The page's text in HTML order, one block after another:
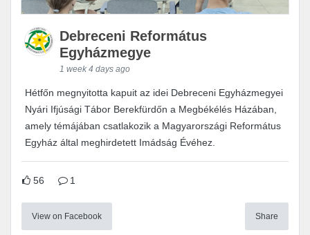
Debreceni Református
Egyházmegye
1 week 4 days ago
Hétfőn megnyitotta kapuit az idei Debreceni Egyházmegyei
Nyári Ifjúsági Tábor Berekfürdőn a Megbékélés Házában,
amely témájában csatlakozik a Magyarországi Református
Egyház által meghirdetett Imádság Évéhez.
56 1
View on Facebook Share